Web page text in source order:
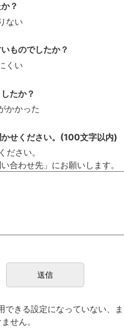
？
ない
ものでしたか？
くい
たか？
かかった
せください。(100文字以内)
ださい。
合わせ先」にお願いします。
きる設定になっていない、
せん。